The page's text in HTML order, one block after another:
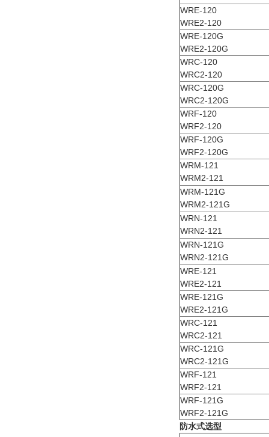
WRE-120
WRE2-120
WRE-120G
WRE2-120G
WRC-120
WRC2-120
WRC-120G
WRC2-120G
WRF-120
WRF2-120
WRF-120G
WRF2-120G
WRM-121
WRM2-121
WRM-121G
WRM2-121G
WRN-121
WRN2-121
WRN-121G
WRN2-121G
WRE-121
WRE2-121
WRE-121G
WRE2-121G
WRC-121
WRC2-121
WRC-121G
WRC2-121G
WRF-121
WRF2-121
WRF-121G
WRF2-121G
防水式选型